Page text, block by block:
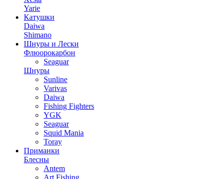
Yarie
Катушки
Daiwa
Shimano
Шнуры и Лески
Флюорокарбон
Seaguar
Шнуры
Sunline
Varivas
Daiwa
Fishing Fighters
YGK
Seaguar
Squid Mania
Toray
Приманки
Блесны
Antem
Art Fishing